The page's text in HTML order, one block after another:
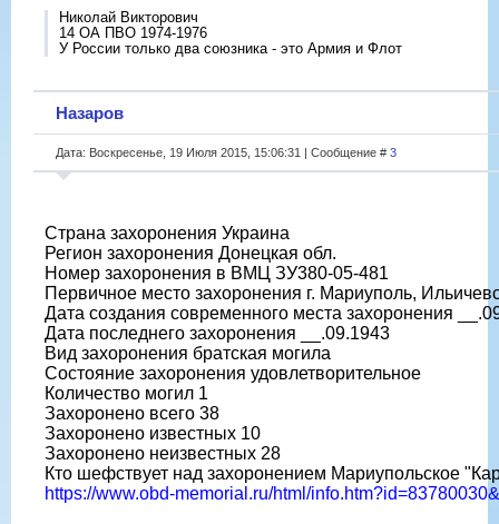
Николай Викторович
14 ОА ПВО 1974-1976
У России только два союзника - это Армия и Флот
Назаров
Дата: Воскресенье, 19 Июля 2015, 15:06:31 | Сообщение # 3
Страна захоронения Украина
Регион захоронения Донецкая обл.
Номер захоронения в ВМЦ ЗУ380-05-481
Первичное место захоронения г. Мариуполь,
Дата создания современного места захоронения
Дата последнего захоронения __.09.1943
Вид захоронения братская могила
Состояние захоронения удовлетворительное
Количество могил 1
Захоронено всего 38
Захоронено известных 10
Захоронено неизвестных 28
Кто шефствует над захоронением Мариупольское
https://www.obd-memorial.ru/html/